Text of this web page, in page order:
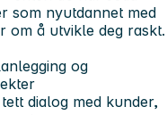
som nyutdannet med
om å utvikle deg raskt.
og
dialog med kunder,